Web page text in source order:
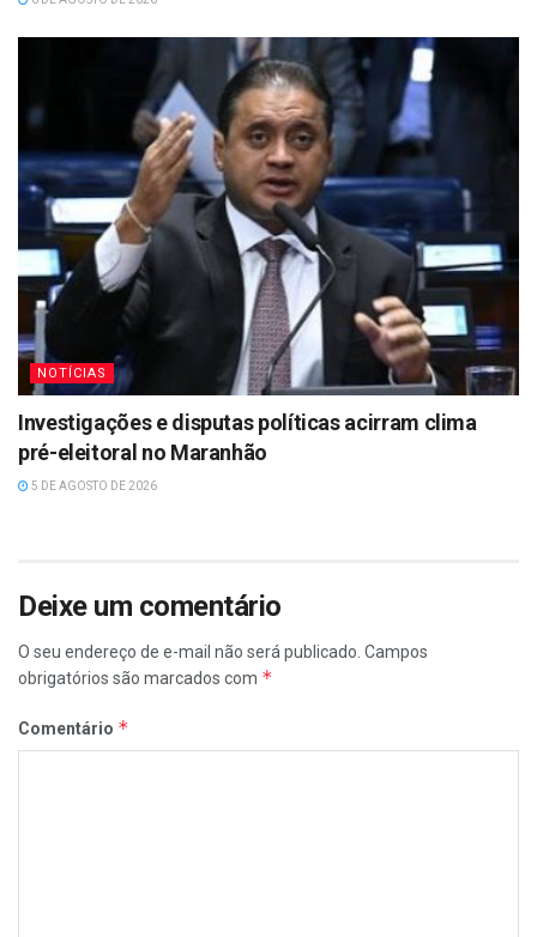
NOTÍCIAS
Investigações e disputas políticas acirram clima
pré-eleitoral no Maranhão
5 DE AGOSTO DE 2026
Deixe um comentário
O seu endereço de e-mail não será publicado. Campos
obrigatórios são marcados com *
Comentário *